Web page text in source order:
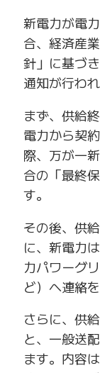
新電力が電
合、経済産
針」に基づ
通知が行われ
まず、供給
電力から契
際、万が一
合の「最終
す。
その後、供
に、新電力
力パワーグ
ど）へ連絡
さらに、供
と、一般送
ます。内容